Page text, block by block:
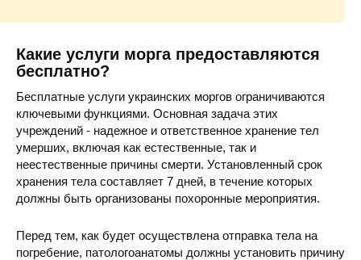
Какие услуги морга предоставляются
бесплатно?
Бесплатные услуги украинских моргов ограничиваются
ключевыми функциями. Основная задача этих
учреждений - надежное и ответственное хранение тел
умерших, включая как естественные, так и
неестественные причины смерти. Установленный срок
хранения тела составляет 7 дней, в течение которых
должны быть организованы похоронные мероприятия.
Перед тем, как будет осуществлена отправка тела на
погребение, патологоанатомы должны установить причину